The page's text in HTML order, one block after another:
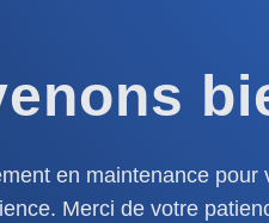
en maintenance pour
Merci de votre